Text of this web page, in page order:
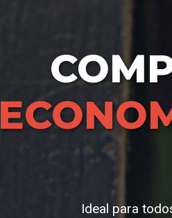
Ideal para